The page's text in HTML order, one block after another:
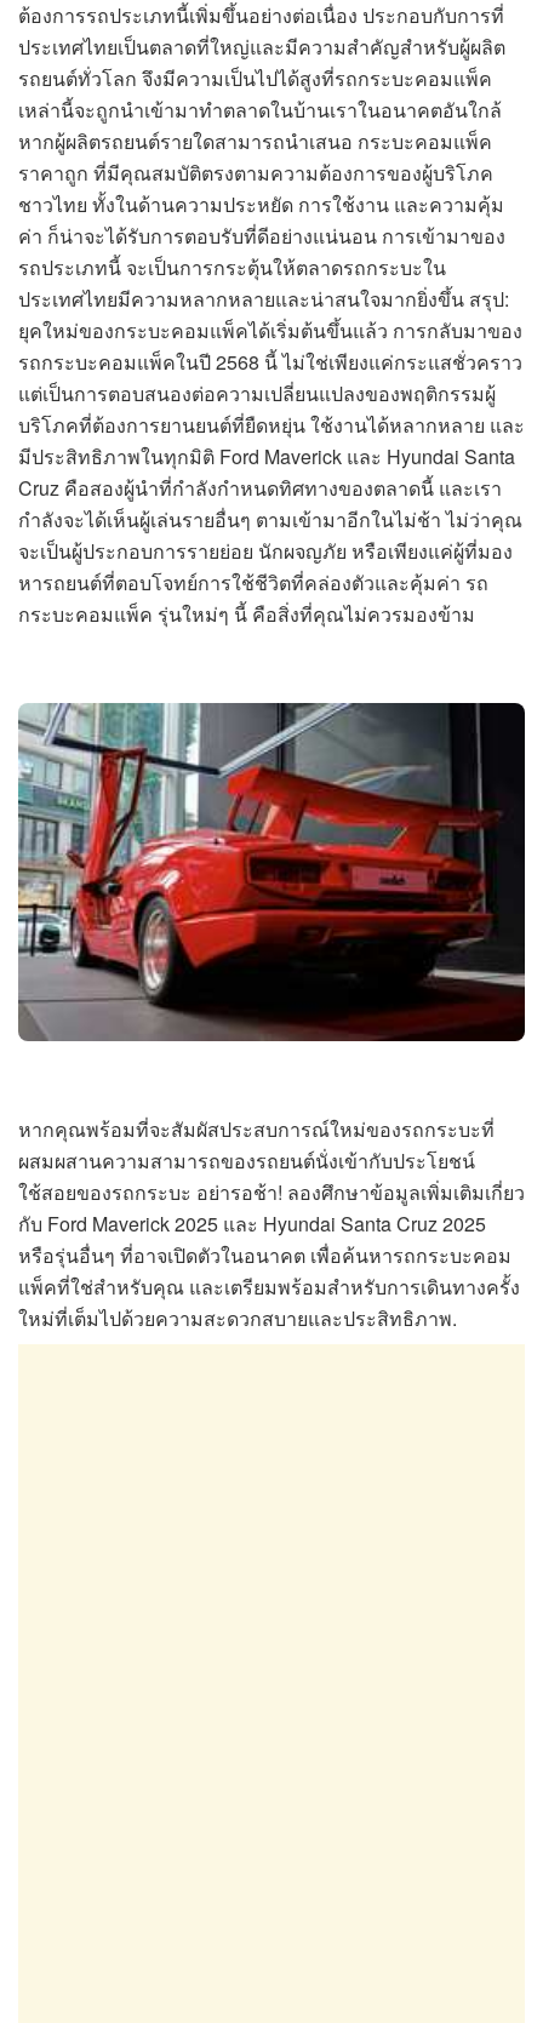
ต้องการรถประเภทนี้เพิ่มขึ้นอย่างต่อเนื่อง ประกอบกับการที่
ประเทศไทยเป็นตลาดที่ใหญ่และมีความสำคัญสำหรับผู้ผลิต
รถยนต์ทั่วโลก จึงมีความเป็นไปได้สูงที่รถกระบะคอมแพ็ค
เหล่านี้จะถูกนำเข้ามาทำตลาดในบ้านเราในอนาคตอันใกล้
หากผู้ผลิตรถยนต์รายใดสามารถนำเสนอ กระบะคอมแพ็ค
ราคาถูก ที่มีคุณสมบัติตรงตามความต้องการของผู้บริโภค
ชาวไทย ทั้งในด้านความประหยัด การใช้งาน และความคุ้ม
ค่า ก็น่าจะได้รับการตอบรับที่ดีอย่างแน่นอน การเข้ามาของ
รถประเภทนี้ จะเป็นการกระตุ้นให้ตลาดรถกระบะใน
ประเทศไทยมีความหลากหลายและน่าสนใจมากยิ่งขึ้น สรุป:
ยุคใหม่ของกระบะคอมแพ็คได้เริ่มต้นขึ้นแล้ว การกลับมาของ
รถกระบะคอมแพ็คในปี 2568 นี้ ไม่ใช่เพียงแค่กระแสชั่วคราว
แต่เป็นการตอบสนองต่อความเปลี่ยนแปลงของพฤติกรรมผู้
บริโภคที่ต้องการยานยนต์ที่ยืดหยุ่น ใช้งานได้หลากหลาย และ
มีประสิทธิภาพในทุกมิติ Ford Maverick และ Hyundai Santa
Cruz คือสองผู้นำที่กำลังกำหนดทิศทางของตลาดนี้ และเรา
กำลังจะได้เห็นผู้เล่นรายอื่นๆ ตามเข้ามาอีกในไม่ช้า ไม่ว่าคุณ
จะเป็นผู้ประกอบการรายย่อย นักผจญภัย หรือเพียงแค่ผู้ที่มอง
หารถยนต์ที่ตอบโจทย์การใช้ชีวิตที่คล่องตัวและคุ้มค่า รถ
กระบะคอมแพ็ค รุ่นใหม่ๆ นี้ คือสิ่งที่คุณไม่ควรมองข้าม
หากคุณพร้อมที่จะสัมผัสประสบการณ์ใหม่ของรถกระบะที่
ผสมผสานความสามารถของรถยนต์นั่งเข้ากับประโยชน์
ใช้สอยของรถกระบะ อย่ารอช้า! ลองศึกษาข้อมูลเพิ่มเติมเกี่ยว
กับ Ford Maverick 2025 และ Hyundai Santa Cruz 2025
หรือรุ่นอื่นๆ ที่อาจเปิดตัวในอนาคต เพื่อค้นหารถกระบะคอม
แพ็คที่ใช่สำหรับคุณ และเตรียมพร้อมสำหรับการเดินทางครั้ง
ใหม่ที่เต็มไปด้วยความสะดวกสบายและประสิทธิภาพ.